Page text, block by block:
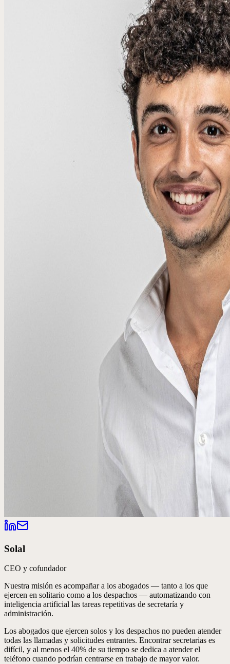
Solal
CEO y cofundador
Nuestra misión es acompañar a los abogados — tanto a los que
ejercen en solitario como a los despachos — automatizando con
inteligencia artificial las tareas repetitivas de secretaría y
administración.
Los abogados que ejercen solos y los despachos no pueden atender
todas las llamadas y solicitudes entrantes. Encontrar secretarias es
difícil, y al menos el 40% de su tiempo se dedica a atender el
teléfono cuando podrían centrarse en trabajo de mayor valor.